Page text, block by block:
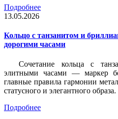
Подробнее
13.05.2026
Кольцо с танзанитом и
дорогими часами
Сочетание кольца с
элитными часами — маркер
главные правила гармонии
статусного и элегантного образа.
Подробнее